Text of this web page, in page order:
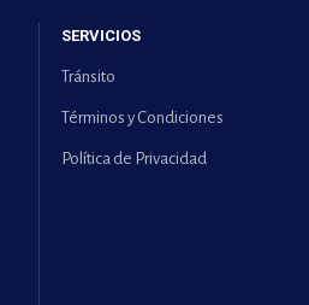
SERVICIOS
Tránsito
Términos y Condiciones
Política de Privacidad